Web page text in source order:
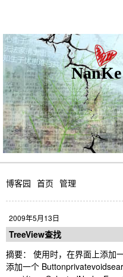
博客园 首页 管理
2009年5月13日
TreeView查找
摘要： 使用时，在界面上添加
添加一个